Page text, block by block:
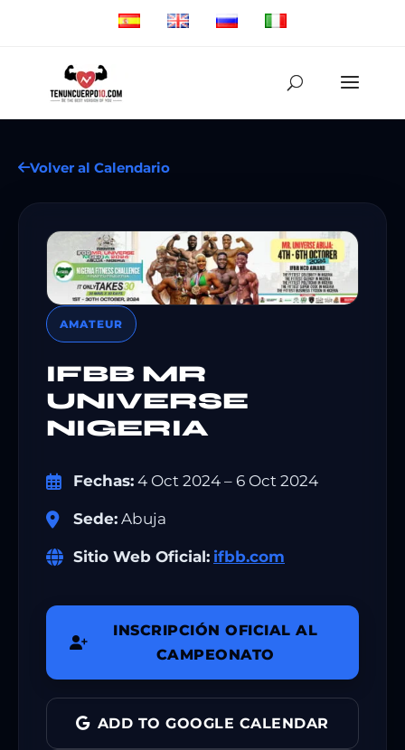
Volver al Calendario
AMATEUR
IFBB MR
UNIVERSE
NIGERIA
Fechas: 4 Oct 2024 – 6 Oct 2024
Sede: Abuja
Sitio Web Oficial: ifbb.com
INSCRIPCIÓN OFICIAL AL
CAMPEONATO
ADD TO GOOGLE CALENDAR